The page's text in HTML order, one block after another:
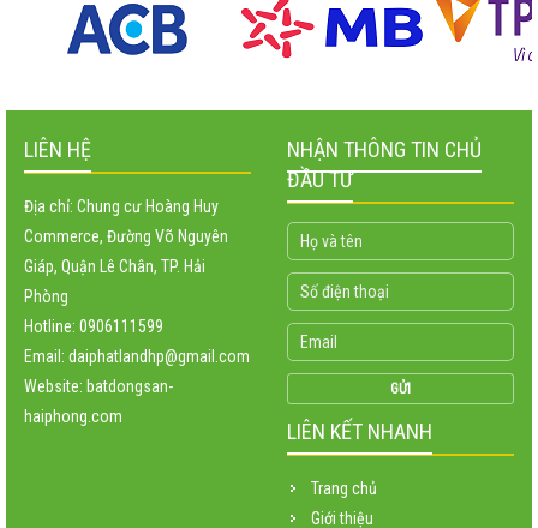
LIÊN HỆ
Địa chỉ: Chung cư Hoàng Huy
Commerce, Đường Võ Nguyên
Giáp, Quận Lê Chân, TP. Hải
Phòng
Hotline: 0906111599
Email: daiphatlandhp@gmail.com
Website: batdongsan-
haiphong.com
NHẬN THÔNG TIN CHỦ
ĐẦU TƯ
LIÊN KẾT NHANH
Trang chủ
Giới thiệu